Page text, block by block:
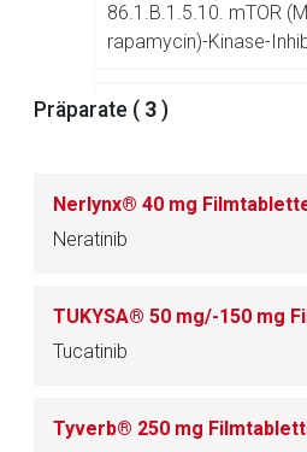
86.1.B.1.5.10. mTOR
rapamycin)-Kinase-
86.1.B.1.5.11. MEK
86.1.B.1.5.12.
kinase (Pi3K)-Inhibitoren
endothelialer
Tyrosinkinase-Inhibitoren
86.1.B.1.5.14. Andere
Präparate ( 3 )
Nerlynx® 40 mg
Neratinib
TUKYSA® 50 mg/-150 mg
Tucatinib
Tyverb® 250 mg